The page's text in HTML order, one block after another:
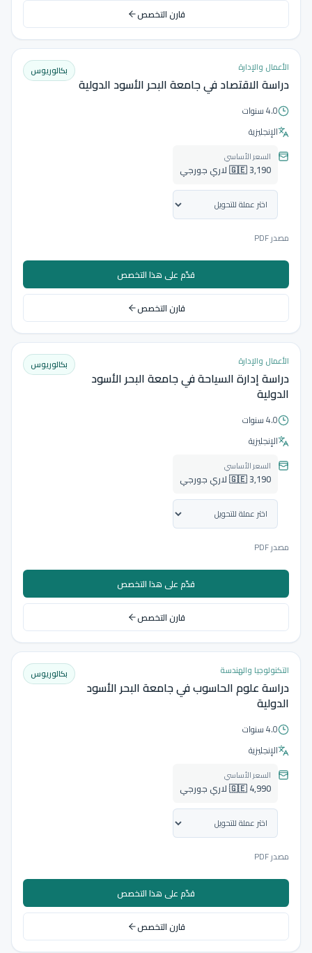
قارن التخصص
الأعمال والإدارة
دراسة الاقتصاد في جامعة البحر الأسود الدولية
بكالوريوس
4.0 سنوات
الإنجليزية
السعر الأساسي
🇬🇪 3,190 لاري جورجي
مصدر PDF
قدّم على هذا التخصص
قارن التخصص
الأعمال والإدارة
دراسة إدارة السياحة في جامعة البحر الأسود
الدولية
بكالوريوس
4.0 سنوات
الإنجليزية
السعر الأساسي
🇬🇪 3,190 لاري جورجي
مصدر PDF
قدّم على هذا التخصص
قارن التخصص
التكنولوجيا والهندسة
دراسة علوم الحاسوب في جامعة البحر الأسود
الدولية
بكالوريوس
4.0 سنوات
الإنجليزية
السعر الأساسي
🇬🇪 4,990 لاري جورجي
مصدر PDF
قدّم على هذا التخصص
قارن التخصص